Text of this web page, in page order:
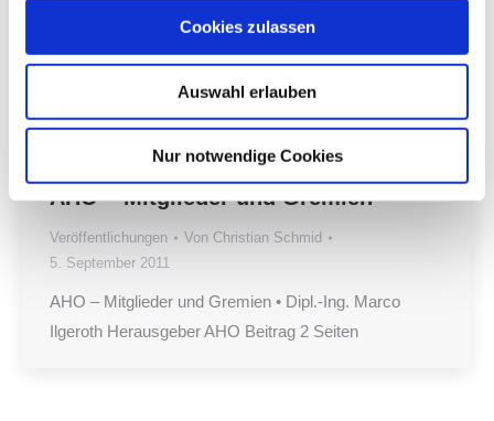
Cookies zulassen
Auswahl erlauben
Nur notwendige Cookies
AHO – Mitglieder und Gremien
Veröffentlichungen Von Christian Schmid
5. September 2011
AHO – Mitglieder und Gremien • Dipl.-Ing. Marco
Ilgeroth Herausgeber AHO Beitrag 2 Seiten